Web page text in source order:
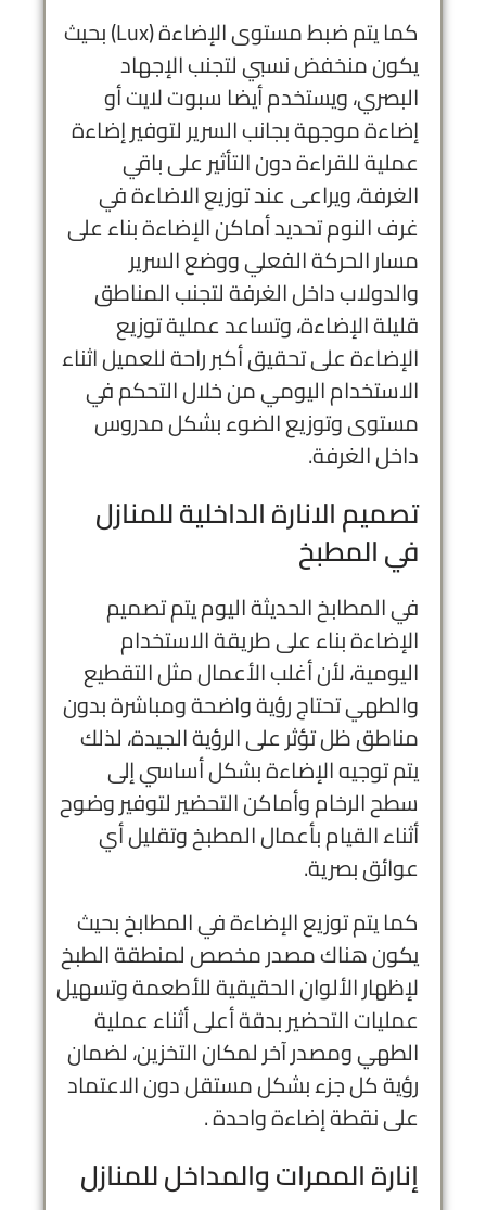
كما يتم ضبط مستوى الإضاءة (Lux) بحيث
يكون منخفض نسبي لتجنب الإجهاد
البصري، ويستخدم أيضا سبوت لايت أو
إضاءة موجهة بجانب السرير لتوفير إضاءة
عملية للقراءة دون التأثير على باقي
الغرفة، ويراعى عند توزيع الاضاءة في
غرف النوم تحديد أماكن الإضاءة بناء على
مسار الحركة الفعلي ووضع السرير
والدولاب داخل الغرفة لتجنب المناطق
قليلة الإضاءة، وتساعد عملية توزيع
الإضاءة على تحقيق أكبر راحة للعميل اثناء
الاستخدام اليومي من خلال التحكم في
مستوى وتوزيع الضوء بشكل مدروس
داخل الغرفة.
تصميم الانارة الداخلية للمنازل
في المطبخ
في المطابخ الحديثة اليوم يتم تصميم
الإضاءة بناء على طريقة الاستخدام
اليومية، لأن أغلب الأعمال مثل التقطيع
والطهي تحتاج رؤية واضحة ومباشرة بدون
مناطق ظل تؤثر على الرؤية الجيدة، لذلك
يتم توجيه الإضاءة بشكل أساسي إلى
سطح الرخام وأماكن التحضير لتوفير وضوح
أثناء القيام بأعمال المطبخ وتقليل أي
عوائق بصرية.
كما يتم توزيع الإضاءة في المطابخ بحيث
يكون هناك مصدر مخصص لمنطقة الطبخ
لإظهار الألوان الحقيقية للأطعمة وتسهيل
عمليات التحضير بدقة أعلى أثناء عملية
الطهي ومصدر آخر لمكان التخزين، لضمان
رؤية كل جزء بشكل مستقل دون الاعتماد
على نقطة إضاءة واحدة .
إنارة الممرات والمداخل للمنازل